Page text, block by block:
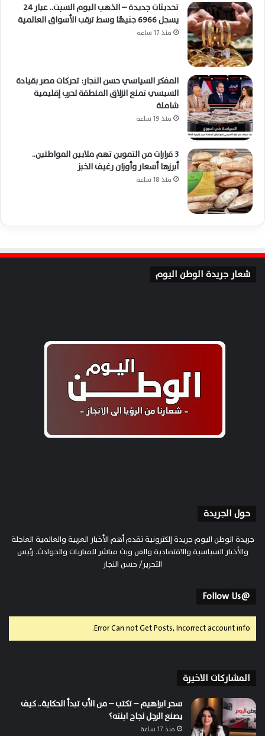
تحديثات جديدة – الذهب اليوم السبت.. عيار 24
يسجل 6966 جنيهًا وسط ترقب الأسواق العالمية
منذ 17 ساعة
المفكر السياسي حسن النجار: تحركات مصر بقيادة
السيسي تمنع انزلاق المنطقة لحرب إقليمية
شاملة
منذ 19 ساعة
3 قرارات من التموين تهم ملايين المواطنين..
أبرزها أسعار وأوزان رغيف الخبز
منذ 18 ساعة
شعار جريدة الوطن اليوم
حول الجريدة
جريدة الوطن اليوم جريدة إلكترونية تقدم أهم الأخبار العربية والعالمية العاجلة
والأخبار السياسية والاقتصادية والفن وبث مباشر للمباريات والحوادث. رئيس
التحرير/ حسن النجار
@Follow Us
Error Can not Get Posts, Incorrect account info.
المشاركات الاخيرة
سحر ابراهيم – تكتب – من الأب تبدأ الحكاية.. كيف
يصنع الرجل نجاح ابنته؟
منذ 17 ساعة